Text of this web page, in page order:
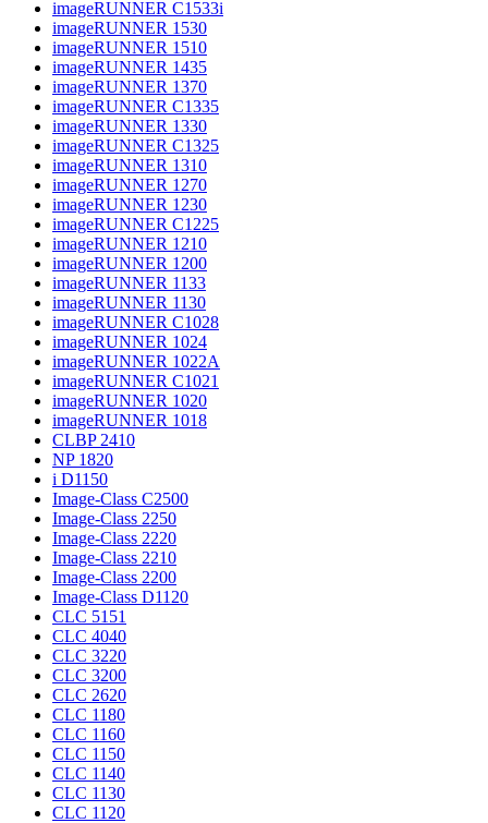
imageRUNNER C1533i
imageRUNNER 1530
imageRUNNER 1510
imageRUNNER 1435
imageRUNNER 1370
imageRUNNER C1335
imageRUNNER 1330
imageRUNNER C1325
imageRUNNER 1310
imageRUNNER 1270
imageRUNNER 1230
imageRUNNER C1225
imageRUNNER 1210
imageRUNNER 1200
imageRUNNER 1133
imageRUNNER 1130
imageRUNNER C1028
imageRUNNER 1024
imageRUNNER 1022A
imageRUNNER C1021
imageRUNNER 1020
imageRUNNER 1018
CLBP 2410
NP 1820
i D1150
Image-Class C2500
Image-Class 2250
Image-Class 2220
Image-Class 2210
Image-Class 2200
Image-Class D1120
CLC 5151
CLC 4040
CLC 3220
CLC 3200
CLC 2620
CLC 1180
CLC 1160
CLC 1150
CLC 1140
CLC 1130
CLC 1120